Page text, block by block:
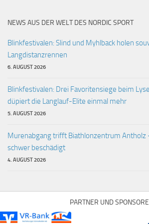
NEWS AUS DER WELT DES NORDIC SPORT
Blinkfestivalen: Slind und Myhlback holen
Langdistanzrennen
6. AUGUST 2026
Blinkfestivalen: Drei Favoritensiege beim
düpiert die Langlauf-Elite einmal mehr
5. AUGUST 2026
Murenabgang trifft Biathlonzentrum Antholz
schwer beschädigt
4. AUGUST 2026
PARTNER UND